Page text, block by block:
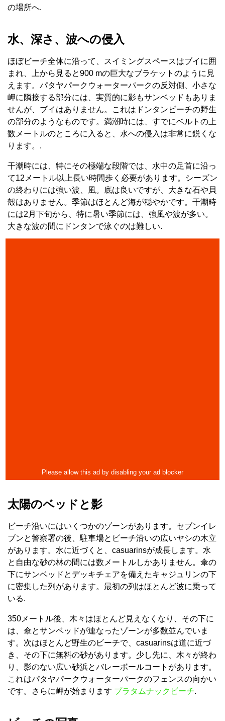
の場所へ.
水、深さ、波への侵入
ほぼビーチ全体に沿って、スイミングスペースはブイに囲
まれ、上から見ると900 mの巨大なブラケットのように見
えます。パタヤパークウォーターパークの反対側、小さな
岬に隣接する部分には、実質的に影もサンベッドもありま
せんが、ブイはありません。これはドンタンビーチの野生
の部分のようなものです。満潮時には、すでにベルトの上
数メートルのところに入ると、水への侵入は非常に鋭くな
ります。.
干潮時には、特にその極端な段階では、水中の足首に沿っ
て12メートル以上長い時間歩く必要があります。シーズン
の終わりには強い波、風。底は良いですが、大きな石や貝
殻はありません。季節はほとんど海が穏やかです。干潮時
には2月下旬から、特に暑い季節には、強風や波が多い。
大きな波の間にドンタンで泳ぐのは難しい.
太陽のベッドと影
ビーチ沿いにはいくつかのゾーンがあります。セブンイレ
ブンと警察署の後、駐車場とビーチ沿いの広いヤシの木立
があります。水に近づくと、casuarinsが成長します。水
と自由な砂の林の間には数メートルしかありません。傘の
下にサンベッドとデッキチェアを備えたキャジュリンの下
に密集した列があります。最初の列はほとんど波に乗って
いる.
350メートル後、木々はほとんど見えなくなり、その下に
は、傘とサンベッドが連なったゾーンが多数並んでいま
す。次はほとんど野生のビーチで、casuarinsは道に近づ
き、その下に無料の砂があります。少し先に、木々が終わ
り、影のない広い砂浜とバレーボールコートがあります。
これはパタヤパークウォーターパークのフェンスの向かい
です。さらに岬が始まります プラタムナックビーチ.